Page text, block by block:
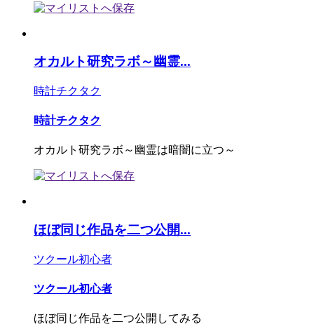
オカルト研究ラボ～幽霊...
時計チクタク
時計チクタク
オカルト研究ラボ～幽霊は暗闇に立つ～
ほぼ同じ作品を二つ公開...
ツクール初心者
ツクール初心者
ほぼ同じ作品を二つ公開してみる